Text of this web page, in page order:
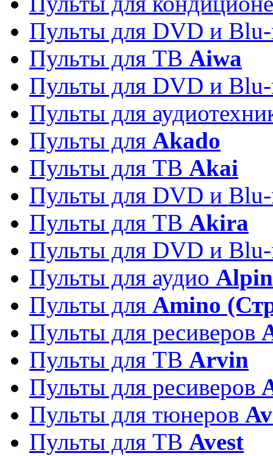
Пульты для DVD и
Пульты для ТВ Aiwa
Пульты для DVD и
Пульты для
Пульты для Akado
Пульты для ТВ Akai
Пульты для DVD и
Пульты для ТВ Akira
Пульты для DVD и
Пульты для аудио
Пульты для Amino
Пульты для ресиверов
Пульты для ТВ Arvin
Пульты для ресиверов
Пульты для тюнеров
Пульты для ТВ Avest